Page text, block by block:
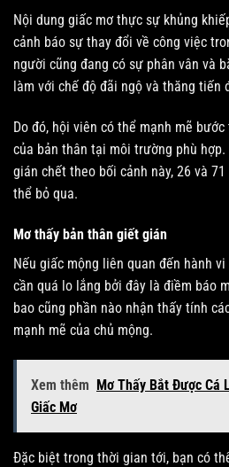
Nội dung giấc mơ thực sự khủng
cảnh báo sự thay đổi về công việc
người cũng đang có sự phân vân và
làm với chế độ đãi ngộ và thăng tiến
Do đó, hội viên có thể mạnh mẽ
của bản thân tại môi trường phù
gián chết theo bối cảnh này, 26 và
thể bỏ qua.
Mơ thấy bản thân giết gián
Nếu giấc mộng liên quan đến hành
cần quá lo lắng bởi đây là điềm báo
bao cũng phần nào nhận thấy tính
mạnh mẽ của chủ mộng.
Xem thêm Mơ Thấy Bắt Được Cá
Giấc Mơ
Đặc biệt trong thời gian tới, bạn có